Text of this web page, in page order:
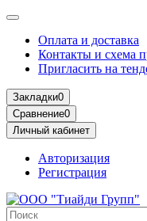
Оплата и доставка
Контакты и схема
Пригласить на
Закладки0
Сравнение0
Личный кабинет
Авторизация
Регистрация